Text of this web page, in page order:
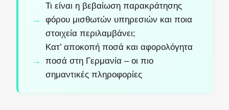
Τι είναι η βεβαίωση παρακράτησης
φόρου μισθωτών υπηρεσιών και ποια
στοιχεία περιλαμβάνει;
Κατ’ αποκοπή ποσά και αφορολόγητα
ποσά στη Γερμανία – οι πιο
σημαντικές πληροφορίες